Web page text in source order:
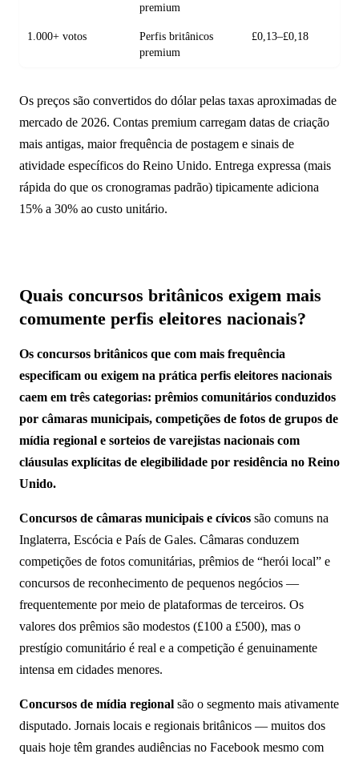
premium
1.000+ votos
Perfis britânicos
premium
£0,13–£0,18
Os preços são convertidos do dólar pelas taxas aproximadas de
mercado de 2026. Contas premium carregam datas de criação
mais antigas, maior frequência de postagem e sinais de
atividade específicos do Reino Unido. Entrega expressa (mais
rápida do que os cronogramas padrão) tipicamente adiciona
15% a 30% ao custo unitário.
Quais concursos britânicos exigem mais
comumente perfis eleitores nacionais?
Os concursos britânicos que com mais frequência
especificam ou exigem na prática perfis eleitores nacionais
caem em três categorias: prêmios comunitários conduzidos
por câmaras municipais, competições de fotos de grupos de
mídia regional e sorteios de varejistas nacionais com
cláusulas explícitas de elegibilidade por residência no Reino
Unido.
Concursos de câmaras municipais e cívicos são comuns na
Inglaterra, Escócia e País de Gales. Câmaras conduzem
competições de fotos comunitárias, prêmios de “herói local” e
concursos de reconhecimento de pequenos negócios —
frequentemente por meio de plataformas de terceiros. Os
valores dos prêmios são modestos (£100 a £500), mas o
prestígio comunitário é real e a competição é genuinamente
intensa em cidades menores.
Concursos de mídia regional são o segmento mais ativamente
disputado. Jornais locais e regionais britânicos — muitos dos
quais hoje têm grandes audiências no Facebook mesmo com